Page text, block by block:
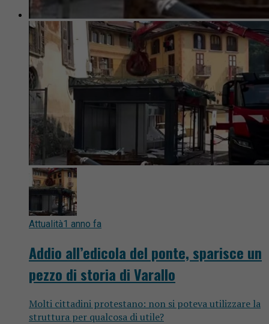
Attualità1 anno fa
Addio all’edicola del ponte, sparisce un
pezzo di storia di Varallo
Molti cittadini protestano: non si poteva utilizzare la
struttura per qualcosa di utile?